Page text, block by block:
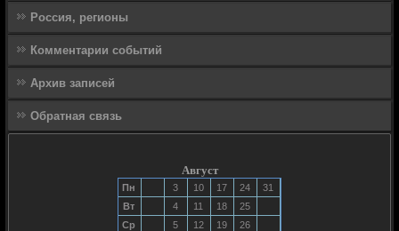
Россия, регионы
Комментарии событий
Архив записей
Обратная связь
Август
Пн 3 10 17 24
31
Вт
4 11 18
25
Ср
5 12 19
26